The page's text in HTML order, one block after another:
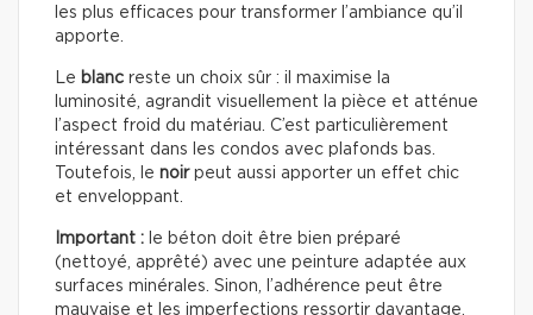
les plus efficaces pour transformer l’ambiance qu’il
apporte.
Le blanc reste un choix sûr : il maximise la
luminosité, agrandit visuellement la pièce et atténue
l’aspect froid du matériau. C’est particulièrement
intéressant dans les condos avec plafonds bas.
Toutefois, le noirpeut aussi apporter un effet chic
et enveloppant.
Important : le béton doit être bien préparé
(nettoyé, apprêté) avec une peinture adaptée aux
surfaces minérales. Sinon, l’adhérence peut être
mauvaise et les imperfections ressortir davantage.